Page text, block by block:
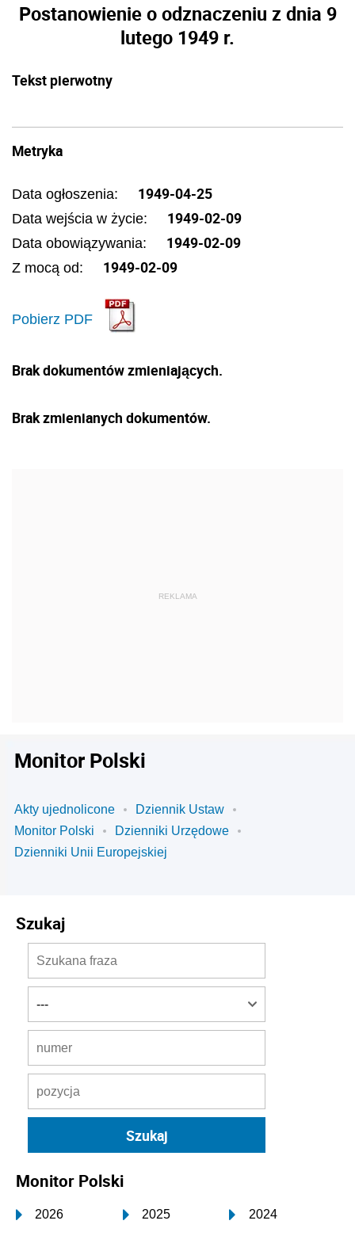
Postanowienie o odznaczeniu z dnia 9
lutego 1949 r.
Tekst pierwotny
Metryka
Data ogłoszenia: 1949-04-25
Data wejścia w życie: 1949-02-09
Data obowiązywania: 1949-02-09
Z mocą od: 1949-02-09
Pobierz PDF
Brak dokumentów zmieniających.
Brak zmienianych dokumentów.
Monitor Polski
Akty ujednolicone
Dziennik Ustaw
Monitor Polski
Dzienniki Urzędowe
Dzienniki Unii Europejskiej
Szukaj
Monitor Polski
2026 2025 2024